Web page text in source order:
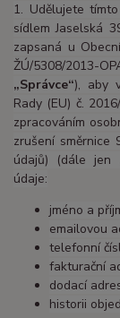
1. Udělujete
sídlem Jaselská
zapsaná u
ŽÚ/5308/2013-
„Správce“), aby
Rady (EU) č.
zpracováním
zrušení směrnice
údajů) (dále jen
údaje:
jméno a
emailovou
telefonní
fakturační
dodací
historii